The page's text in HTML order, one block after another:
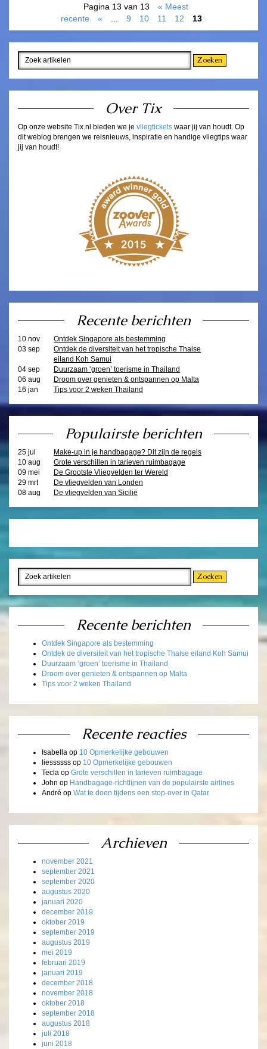
Pagina 13 van 13
« Meest
recente
« 9 10 11 12 13
Over Tix
Op onze website Tix.nl bieden we je vliegtickets waar jij van houdt. Op
dit weblog brengen we reisnieuws, inspiratie en handige vliegtips waar
jij van houdt!
Recente berichten
10 nov
Ontdek Singapore als bestemming
03 sep
Ontdek de diversiteit van het tropische Thaise
eiland Koh Samui
04 sep
Duurzaam ‘groen’ toerisme in Thailand
06 aug
Droom over genieten & ontspannen op Malta
16 jan
Tips voor 2 weken Thailand
Populairste berichten
25 jul
Make-up in je handbagage? Dit zijn de regels
10 aug
Grote verschillen in tarieven ruimbagage
09 mei
De Grootste Vliegvelden ter Wereld
29 mrt
De vliegvelden van Londen
08 aug
De vliegvelden van Sicilië
Recente berichten
Ontdek Singapore als bestemming
Ontdek de diversiteit van het tropische Thaise eiland Koh Samui
Duurzaam ‘groen’ toerisme in Thailand
Droom over genieten & ontspannen op Malta
Tips voor 2 weken Thailand
Recente reacties
Isabella op 10 Opmerkelijke gebouwen
liessssss op 10 Opmerkelijke gebouwen
Tecla op Grote verschillen in tarieven ruimbagage
John op Handbagage-richtlijnen van de populairste airlines
André op Wat te doen tijdens een stop-over in Qatar
Archieven
november 2021
september 2021
september 2020
augustus 2020
januari 2020
december 2019
oktober 2019
september 2019
augustus 2019
mei 2019
februari 2019
januari 2019
december 2018
november 2018
oktober 2018
september 2018
augustus 2018
juli 2018
juni 2018